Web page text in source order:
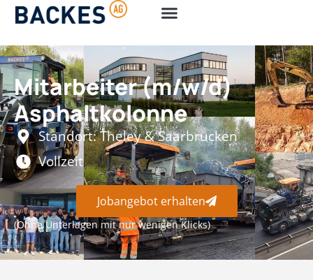
Mitarbeiter (m/w/d)
Asphaltkolonne
Standort: Theley & Saarbrücken
Vollzeit
Jobangebot erhalten
(Ohne Unterlagen mit nur wenigen Klicks)